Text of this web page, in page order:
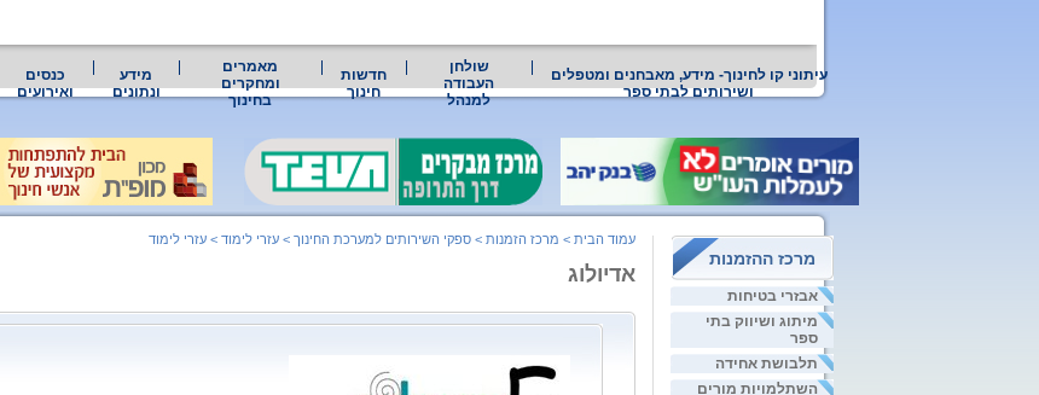
עיתוני קו לחינוך- מידע, מאבחנים ומטפלים
ושירותים לבתי ספר
שולחן
העבודה
למנהל
חדשות
חינוך
מאמרים
ומחקרים
בחינוך
מידע
ונתונים
כנסים
ואירועים
מרכז ההזמנות
אבזרי בטיחות
מיתוג ושיווק בתי
ספר
תלבושת אחידה
השתלמויות מורים
עמוד הבית > מרכז הזמנות > ספקי השירותים למערכת החינוך > עזרי לימוד > עזרי לימוד
אדיולוג